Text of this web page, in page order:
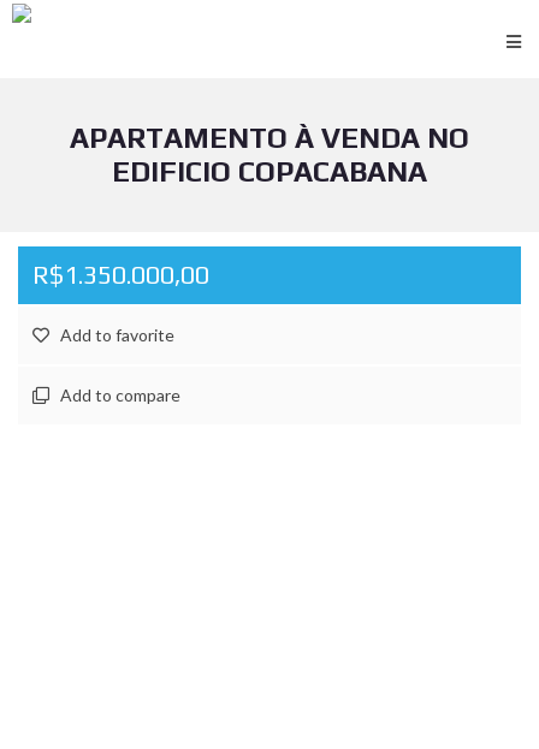
APARTAMENTO À VENDA NO
EDIFICIO COPACABANA
R$1.350.000,00
Add to favorite
Add to compare